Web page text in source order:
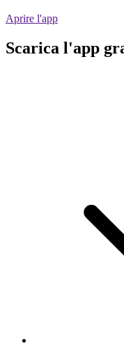
Aprire l'app
Scarica l'app